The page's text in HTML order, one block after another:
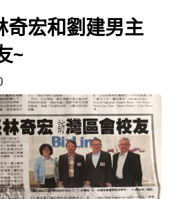
奇宏和劉建男主
~